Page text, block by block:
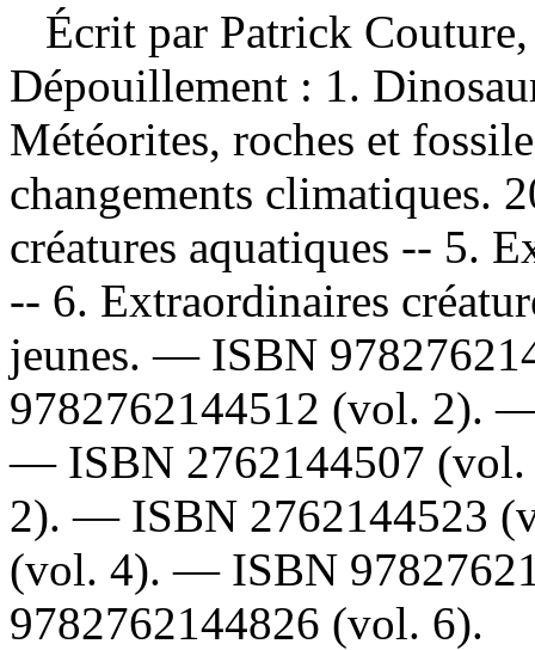
Écrit par Patrick
Dépouillement : 1.
Météorites, roches et
changements climatiques.
créatures aquatiques -- 5.
-- 6. Extraordinaires
jeunes. — ISBN
9782762144512 (vol. 2).
— ISBN 2762144507
2). — ISBN 2762144523
(vol. 4). — ISBN
9782762144826 (vol. 6).